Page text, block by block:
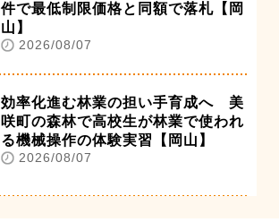
件で最低制限価格と同額で落札【岡
山】
2026/08/07
効率化進む林業の担い手育成へ 美
咲町の森林で高校生が林業で使われ
る機械操作の体験実習【岡山】
2026/08/07